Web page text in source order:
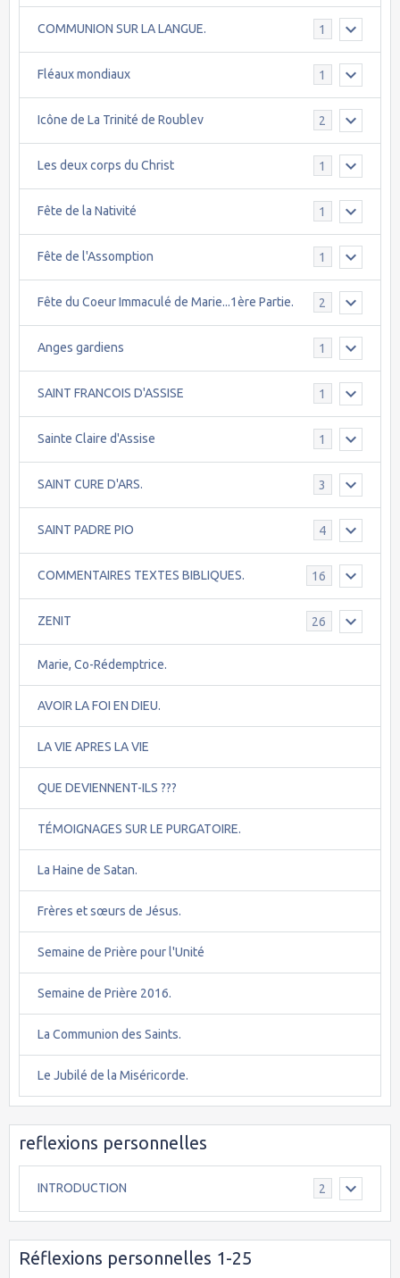
COMMUNION SUR LA LANGUE. 1
Fléaux mondiaux 1
Icône de La Trinité de Roublev 2
Les deux corps du Christ 1
Fête de la Nativité 1
Fête de l'Assomption 1
Fête du Coeur Immaculé de Marie...1ère Partie. 2
Anges gardiens 1
SAINT FRANCOIS D'ASSISE 1
Sainte Claire d'Assise 1
SAINT CURE D'ARS. 3
SAINT PADRE PIO 4
COMMENTAIRES TEXTES BIBLIQUES. 16
ZENIT 26
Marie, Co-Rédemptrice.
AVOIR LA FOI EN DIEU.
LA VIE APRES LA VIE
QUE DEVIENNENT-ILS ???
TÉMOIGNAGES SUR LE PURGATOIRE.
La Haine de Satan.
Frères et sœurs de Jésus.
Semaine de Prière pour l'Unité
Semaine de Prière 2016.
La Communion des Saints.
Le Jubilé de la Miséricorde.
reflexions personnelles
INTRODUCTION 2
Réflexions personnelles 1-25